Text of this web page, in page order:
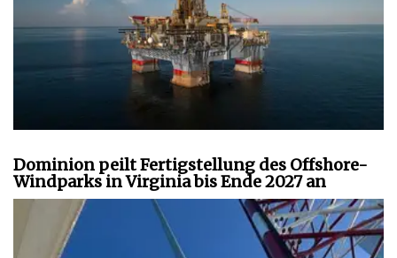
Dominion peilt Fertigstellung des Offshore-
Windparks in Virginia bis Ende 2027 an